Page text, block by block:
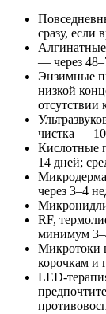
сразу, если
— через
Энзимные
низкой
отсутствии
чистка —
Кислотные
14 дней;
через 3–4
RF,
минимум
Микротоки
корочкам и
LED-